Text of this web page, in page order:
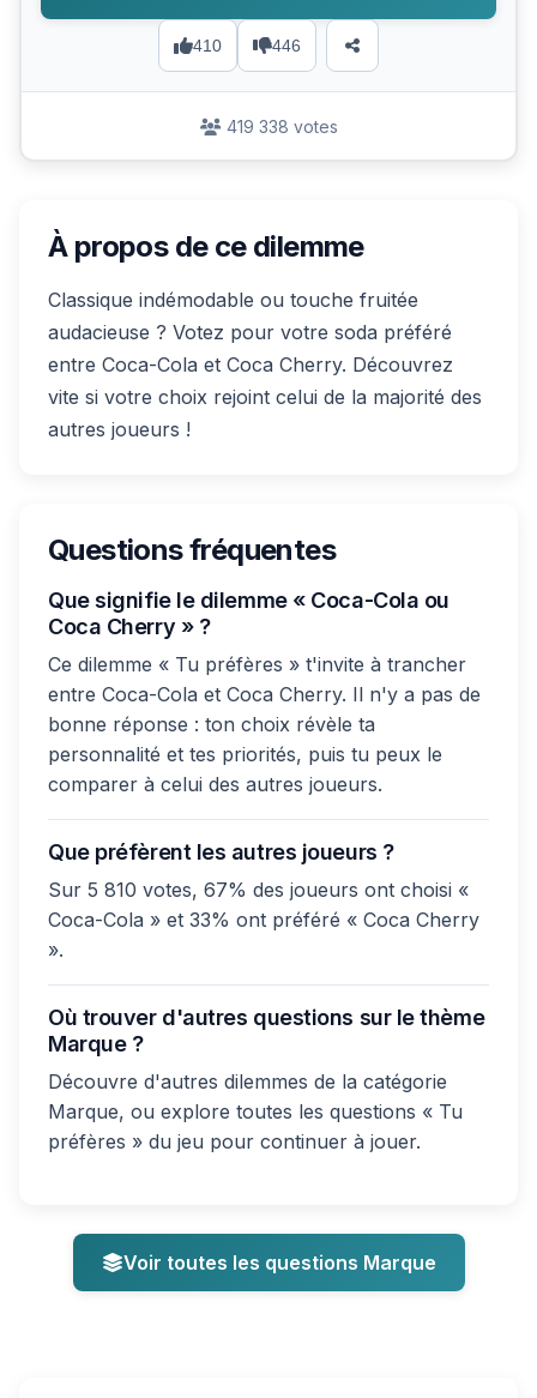
410 446
419 338 votes
À propos de ce dilemme
Classique indémodable ou touche fruitée
audacieuse ? Votez pour votre soda préféré
entre Coca-Cola et Coca Cherry. Découvrez
vite si votre choix rejoint celui de la majorité des
autres joueurs !
Questions fréquentes
Que signifie le dilemme « Coca-Cola ou
Coca Cherry » ?
Ce dilemme « Tu préfères » t'invite à trancher
entre Coca-Cola et Coca Cherry. Il n'y a pas de
bonne réponse : ton choix révèle ta
personnalité et tes priorités, puis tu peux le
comparer à celui des autres joueurs.
Que préfèrent les autres joueurs ?
Sur 5 810 votes, 67% des joueurs ont choisi «
Coca-Cola » et 33% ont préféré « Coca Cherry
».
Où trouver d'autres questions sur le thème
Marque ?
Découvre d'autres dilemmes de la catégorie
Marque, ou explore toutes les questions « Tu
préfères » du jeu pour continuer à jouer.
Voir toutes les questions Marque